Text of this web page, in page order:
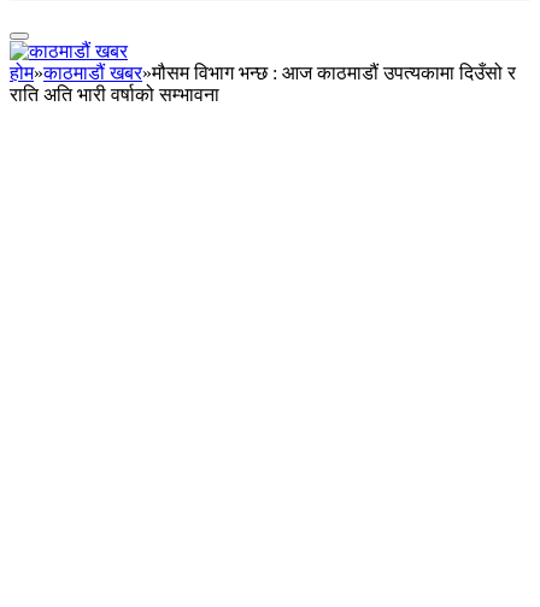
होम»काठमाडौं खबर»मौसम विभाग भन्छ : आज काठमाडौं उपत्यकामा दिउँसो र
राति अति भारी वर्षाको सम्भावना